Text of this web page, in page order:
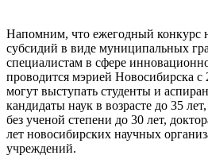
Напомним, что ежегодный конкурс
субсидий в виде муниципальных
специалистам в сфере
проводится мэрией Новосибирска с
могут выступать студенты и
кандидаты наук в возрасте до 35
без ученой степени до 30 лет,
лет новосибирских научных
учреждений.